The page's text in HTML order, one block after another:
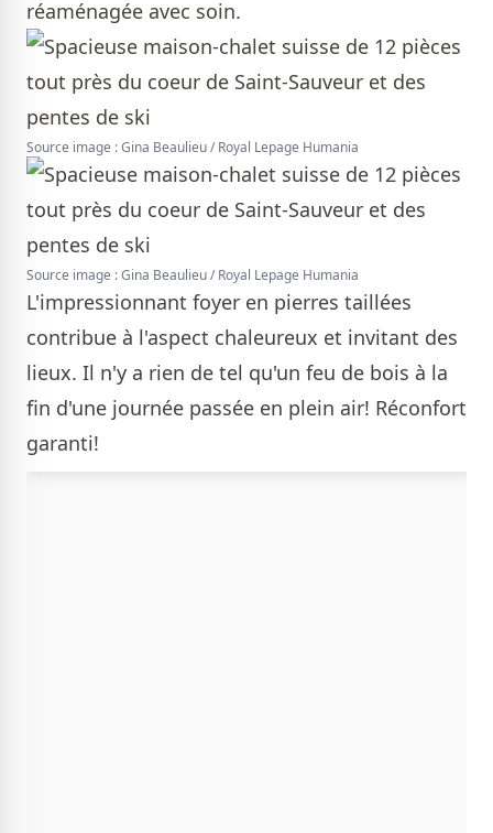
réaménagée avec soin.
Source image : Gina Beaulieu / Royal Lepage Humania
Source image : Gina Beaulieu / Royal Lepage Humania
L'impressionnant foyer en pierres taillées
contribue à l'aspect chaleureux et invitant des
lieux. Il n'y a rien de tel qu'un feu de bois à la
fin d'une journée passée en plein air! Réconfort
garanti!